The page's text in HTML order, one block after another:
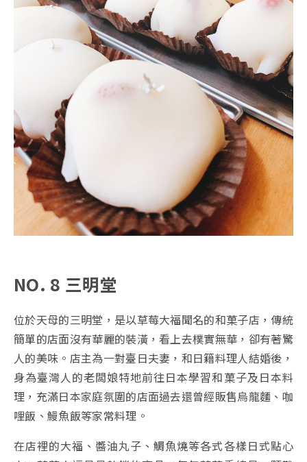
NO. 8 三明堂
位於天母的三明堂，是以草莓大福聞名的和菓子店，傳統
簡單的店面沒有華麗的裝潢，看上去樸實無華，卻有著驚
人的美味。店主為一對臺日夫妻，和日籍料理人結婚後，
身為臺灣人的老闆娘特地前往日本學習和菓子及日本料
理，充滿日本家庭氛圍的店面過去還曾經販售烏龍麵、咖
哩飯、鰻魚飯等家常料理。
在店裡的大福、醬油丸子、鯛魚燒等各式各樣日式點心